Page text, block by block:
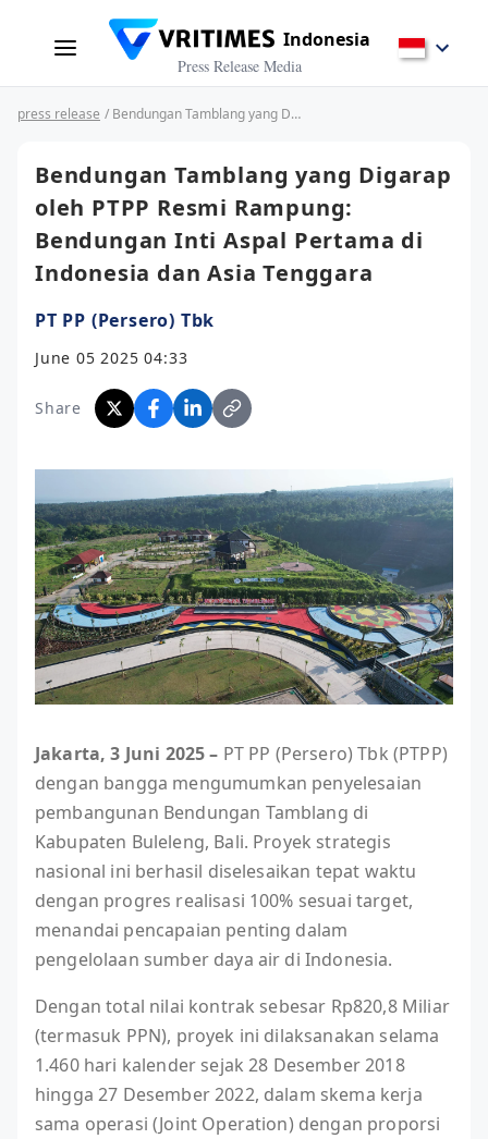
Indonesia
Press Release Media
press release / Bendungan Tamblang yang Digarap oleh PTPP Resmi Rampung: Bendungan Inti Aspal Pertama di Indonesia dan Asia Tenggara
Bendungan Tamblang yang Digarap
oleh PTPP Resmi Rampung:
Bendungan Inti Aspal Pertama di
Indonesia dan Asia Tenggara
PT PP (Persero) Tbk
June 05 2025 04:33
Share
Jakarta, 3 Juni 2025 – PT PP (Persero) Tbk (PTPP)
dengan bangga mengumumkan penyelesaian
pembangunan Bendungan Tamblang di
Kabupaten Buleleng, Bali. Proyek strategis
nasional ini berhasil diselesaikan tepat waktu
dengan progres realisasi 100% sesuai target,
menandai pencapaian penting dalam
pengelolaan sumber daya air di Indonesia.
Dengan total nilai kontrak sebesar Rp820,8 Miliar
(termasuk PPN), proyek ini dilaksanakan selama
1.460 hari kalender sejak 28 Desember 2018
hingga 27 Desember 2022, dalam skema kerja
sama operasi (Joint Operation) dengan proporsi